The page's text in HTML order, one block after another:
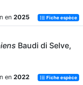
en 2025 Fiche espèce
Baudi di Selve,
en 2022 Fiche espèce